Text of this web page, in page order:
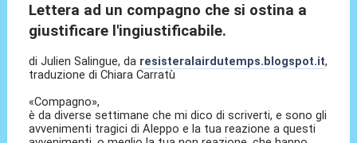
Lettera ad un compagno che si ostina a
giustificare l'ingiustificabile.
di Julien Salingue, da resisteralairdutemps.blogspot.it,
traduzione di Chiara Carratù
«Compagno»,
è da diverse settimane che mi dico di scriverti, e sono gli
avvenimenti tragici di Aleppo e la tua reazione a questi